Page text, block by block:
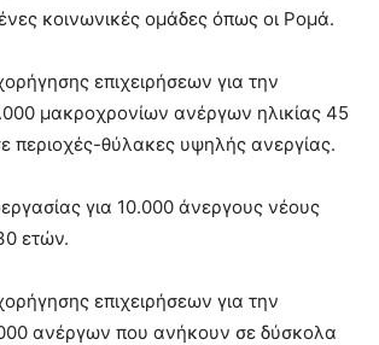
κοινωνικές ομάδες όπως οι Ρομά.
επιχειρήσεων για την
μακροχρονίων ανέργων ηλικίας 45
περιοχές-θύλακες υψηλής ανεργίας.
για 10.000 άνεργους νέους
ετών.
επιχειρήσεων για την
ανέργων που ανήκουν σε δύσκολα